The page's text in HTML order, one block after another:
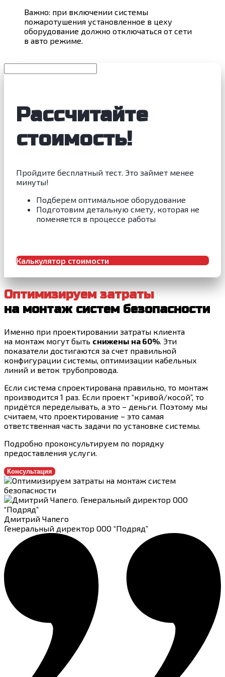
Важно: при включении системы
пожаротушения установленное в цеху
оборудование должно отключаться от сети
в авто режиме.
Рассчитайте
стоимость!
Пройдите бесплатный тест. Это займет менее
минуты!
Подберем оптимальное оборудование
Подготовим детальную смету, которая не
поменяется в процессе работы
Калькулятор стоимости
Ваше имя
Номер телефона
Получить детальное КП
Оптимизируем затраты
на монтаж систем безопасности
Именно при проектировании затраты клиента
на монтаж могут быть снижены на 60%. Эти
показатели достигаются за счет правильной
конфигурации системы, оптимизации кабельных
линий и веток трубопровода.
Если система спроектирована правильно, то монтаж
производится 1 раз. Если проект “кривой/косой”, то
придётся переделывать, а это – деньги. Поэтому мы
считаем, что проектирование – это самая
ответственная часть задачи по установке системы.
Подробно проконсультируем по порядку
предоставления услуги.
Консультация
Дмитрий Чапего
Генеральный директор ООО “Подряд”